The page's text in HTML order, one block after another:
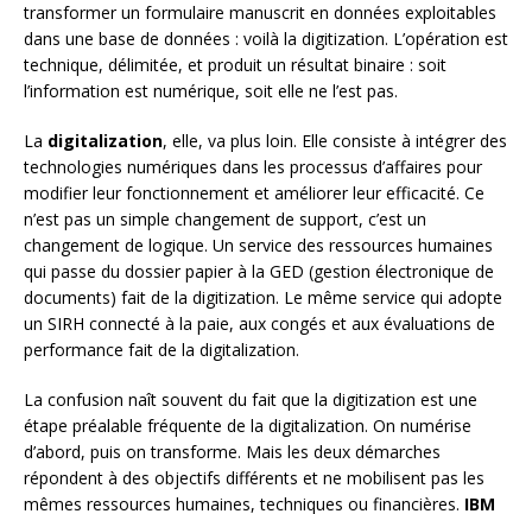
transformer un formulaire manuscrit en données exploitables
dans une base de données : voilà la digitization. L’opération est
technique, délimitée, et produit un résultat binaire : soit
l’information est numérique, soit elle ne l’est pas.
La digitalization, elle, va plus loin. Elle consiste à intégrer des
technologies numériques dans les processus d’affaires pour
modifier leur fonctionnement et améliorer leur efficacité. Ce
n’est pas un simple changement de support, c’est un
changement de logique. Un service des ressources humaines
qui passe du dossier papier à la GED (gestion électronique de
documents) fait de la digitization. Le même service qui adopte
un SIRH connecté à la paie, aux congés et aux évaluations de
performance fait de la digitalization.
La confusion naît souvent du fait que la digitization est une
étape préalable fréquente de la digitalization. On numérise
d’abord, puis on transforme. Mais les deux démarches
répondent à des objectifs différents et ne mobilisent pas les
mêmes ressources humaines, techniques ou financières. IBM